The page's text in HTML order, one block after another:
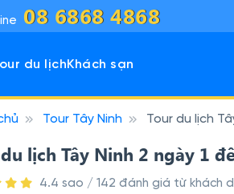
08 6868 4868
du lịch
Tour
Khách sạn
Tour Tây Ninh Tour du lịch
lịch Tây Ninh 2 ngày 1
4.4 sao / 142 đánh giá từ khách